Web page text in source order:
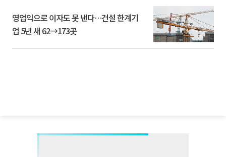
영업익으로 이자도 못 낸다…건설 한계기
업 5년 새 62→173곳